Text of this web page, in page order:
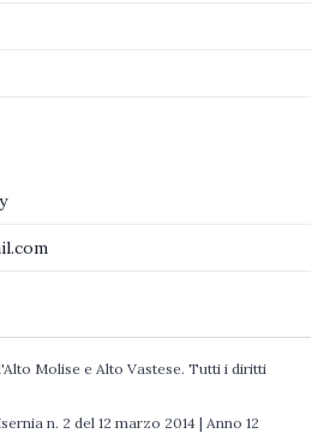
Molise e Alto Vastese. Tutti i diritti
n. 2 del 12 marzo 2014 | Anno 12